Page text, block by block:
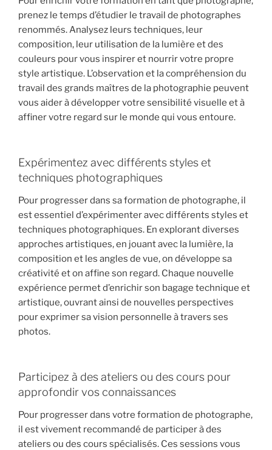
prenez le temps d’étudier le travail de photographes
renommés. Analysez leurs techniques, leur
composition, leur utilisation de la lumière et des
couleurs pour vous inspirer et nourrir votre propre
style artistique. L’observation et la compréhension du
travail des grands maîtres de la photographie peuvent
vous aider à développer votre sensibilité visuelle et à
affiner votre regard sur le monde qui vous entoure.
Expérimentez avec différents styles et
techniques photographiques
Pour progresser dans sa formation de photographe, il
est essentiel d’expérimenter avec différents styles et
techniques photographiques. En explorant diverses
approches artistiques, en jouant avec la lumière, la
composition et les angles de vue, on développe sa
créativité et on affine son regard. Chaque nouvelle
expérience permet d’enrichir son bagage technique et
artistique, ouvrant ainsi de nouvelles perspectives
pour exprimer sa vision personnelle à travers ses
photos.
Participez à des ateliers ou des cours pour
approfondir vos connaissances
Pour progresser dans votre formation de photographe,
il est vivement recommandé de participer à des
ateliers ou des cours spécialisés. Ces sessions vous